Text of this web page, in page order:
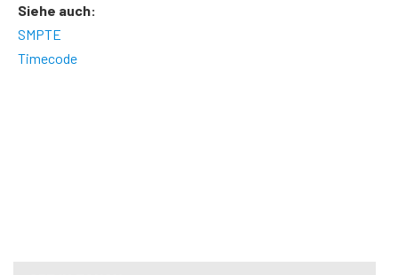
Siehe auch:
SMPTE
Timecode